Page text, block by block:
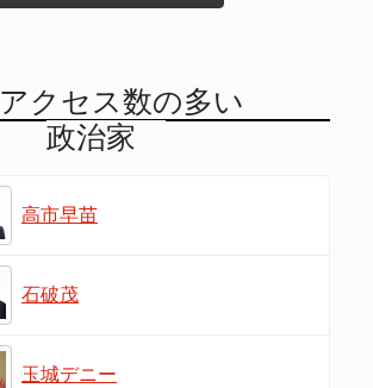
アクセス数の多い
政治家
高市早苗
石破茂
玉城デニー